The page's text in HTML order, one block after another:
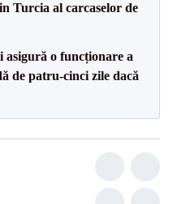
Turcia al carcaselor de
o funcționare a
de patru-cinci zile dacă